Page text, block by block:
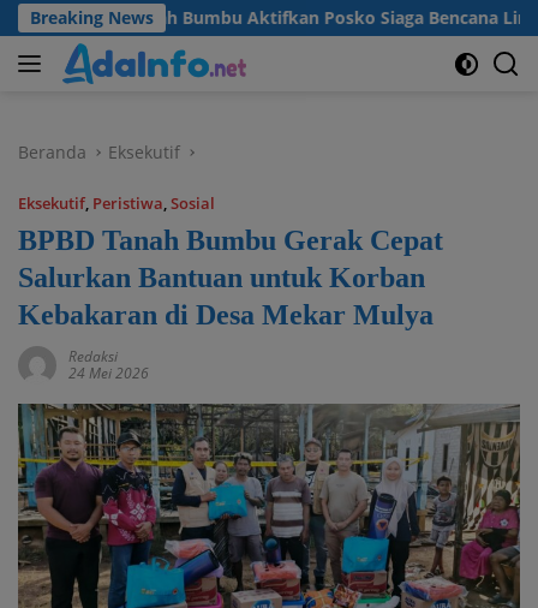
Langsung
ke
konten
Breaking News
Tanah Bumbu Aktifkan Posko Siaga Bencana Lintas Sektor
Beranda Eksekutif
Eksekutif, Peristiwa,Sosial
BPBD Tanah Bumbu Gerak Cepat
Salurkan Bantuan untuk Korban
Kebakaran di Desa Mekar Mulya
Redaksi
24 Mei 2026